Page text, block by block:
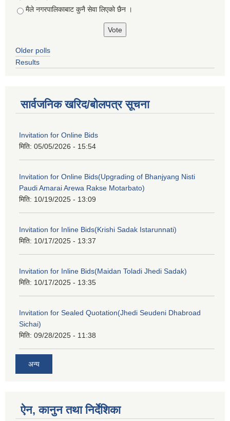
मैले नगरपालिकाबाट कुनै सेवा लिएकाे छैन ।
Older polls
Results
सार्वजनिक खरिद/बोलपत्र सूचना
Invitation for Online Bids
मिति: 05/05/2026 - 15:54
Invitation for Online Bids(Upgrading of Bhanjyang Nisti
Paudi Amarai Arewa Rakse Motarbato)
मिति: 10/19/2025 - 13:09
Invitation for Inline Bids(Krishi Sadak Istarunnati)
मिति: 10/17/2025 - 13:37
Invitation for Inline Bids(Maidan Toladi Jhedi Sadak)
मिति: 10/17/2025 - 13:35
Invitation for Sealed Quotation(Jhedi Seudeni Dhabroad
Sichai)
मिति: 09/28/2025 - 11:38
अन्य
ऐन, कानुन तथा निर्देशिका